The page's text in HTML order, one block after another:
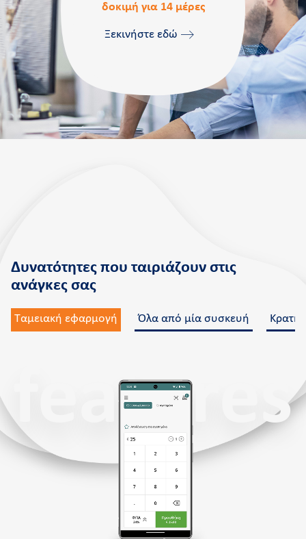
δοκιμή για 14 μέρες
Ξεκινήστε εδώ
features
Δυνατότητες που ταιριάζουν στις
ανάγκες σας
Ταμειακή εφαρμογή Όλα από μία συσκευή